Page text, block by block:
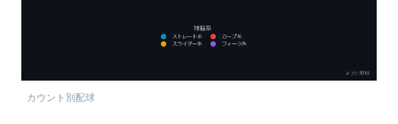
カウント別配球